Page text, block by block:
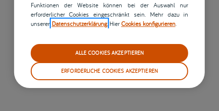
Funktionen der Website können bei der Auswahl nur
erforderlicher Cookies eingeschränkt sein. Mehr dazu in
unserer Datenschutzerklärung. HierCookies konfigurieren.
ERFORDERLICHE COOKIES AKZEPTIEREN
ALLE COOKIES AKZEPTIEREN